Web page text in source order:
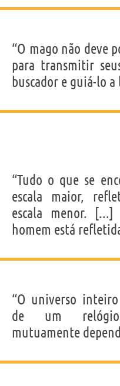
“O mago não deve
para transmitir
buscador e guiá-lo a
“Tudo o que se
escala maior,
escala menor.
homem está
“O universo
de um
mutuamente